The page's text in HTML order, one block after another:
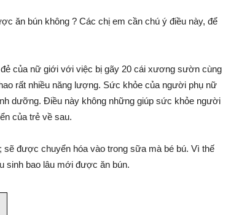
ăn bún không ? Các chị em cần chú ý điều này, để
của nữ giới với việc bị gãy 20 cái xương sườn cùng
rất nhiều năng lượng. Sức khỏe của người phụ nữ
dưỡng. Điều này không những giúp sức khỏe người
của trẻ về sau.
sẽ được chuyển hóa vào trong sữa mà bé bú. Vì thế
sinh bao lâu mới được ăn bún.